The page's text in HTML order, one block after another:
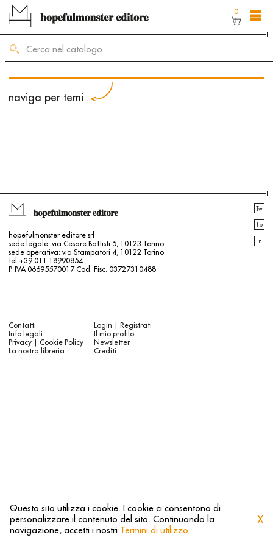
Questo sito utilizza i cookie. I cookie ci consentono di
personalizzare il contenuto del sito. Continuando la
navigazione, accetti i nostri Termini di utilizzo.
X
L'area shop del sito è ancora in costruzione,
ma puoi comunque ordinare dei titoli inviando
mailing@hopefulmonster.net
0
naviga per temi
hopefulmonster editore srl
sede legale: via Cesare Battisti 5, 10123 Torino
sede operativa: via Stampatori 4, 10122 Torino
tel +39.011.18990854
P. IVA 06695570017 Cod. Fisc. 03727310488
Contatti
Info legali
Privacy | Cookie Policy
La nostra libreria
Login | Registrati
Il mio profilo
Newsletter
Crediti
Tw
Fb
In